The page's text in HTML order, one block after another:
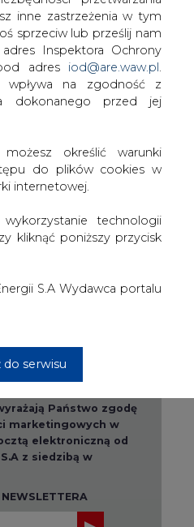
S.A Wydawca portalu
Państwo zgodę
marketingowych w
elektroniczną od
osobowych, w tym
polityce prywatności.